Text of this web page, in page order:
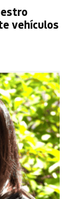
vehículos